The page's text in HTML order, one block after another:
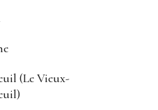
(Le Vieux-